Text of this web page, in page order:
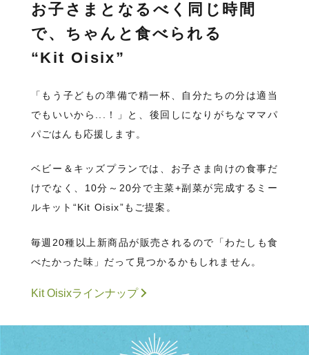
お子さまとなるべく同じ時間
で、ちゃんと食べられる
“Kit Oisix”
「もう子どもの準備で精一杯、自分たちの分は適当
でもいいから...！」と、後回しになりがちなママパ
パごはんも応援します。
ベビー＆キッズプランでは、お子さま向けの食事だ
けでなく、10分～20分で主菜+副菜が完成するミー
ルキット“Kit Oisix”もご提案。
毎週20種以上新商品が販売されるので「わたしも食
べたかった味」だって見つかるかもしれません。
Kit Oisixラインナップ